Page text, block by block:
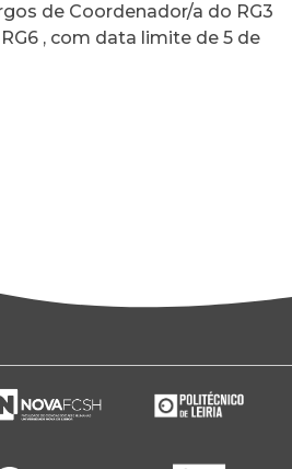
de Coordenador/a do RG3
, com data limite de 5 de